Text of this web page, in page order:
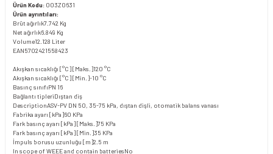
Ürün Kodu: 003Z0631
Ürün ayrıntıları:
Brüt ağırlık7.742 Kg
Net ağırlık6.849 Kg
Volume12.128 Liter
EAN5702421558423
Akışkan sıcaklığı [°C] [Maks.]120 °C
Akışkan sıcaklığı [°C] [Min.]-10 °C
Basınç sınıfıPN 16
Bağlantı tipleriDıştan diş
DescriptionASV-PV DN 50, 35-75 kPa, dıştan dişli, otomatik balans vanası
Fabrika ayarı [kPa]60 KPa
Fark basınç ayarı [kPa] [Maks.]75 KPa
Fark basınç ayarı [kPa] [Min.]35 KPa
İmpuls borusu uzunluğu [m]2.5 m
In scope of WEEE and contain batteriesNo